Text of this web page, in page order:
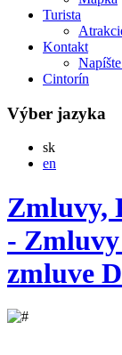
Turista
Kontakt
Cintorín
Výber jazyka
skSlovensky
en
Zmluvy,
-
zmluve